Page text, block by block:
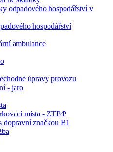
odpadového hospodářství v
hospodářství
ambulance
úpravy provozu
- jaro
místa - ZTP⁄P
dopravní značkou B1